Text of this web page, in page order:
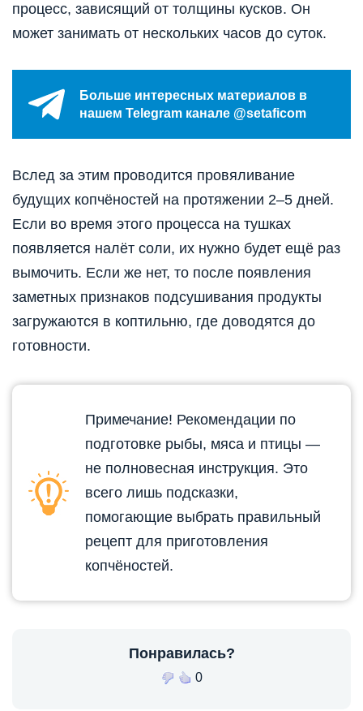
процесс, зависящий от толщины кусков. Он
может занимать от нескольких часов до суток.
Больше интересных материалов в
нашем Telegram канале @setaficom
Вслед за этим проводится провяливание
будущих копчёностей на протяжении 2–5 дней.
Если во время этого процесса на тушках
появляется налёт соли, их нужно будет ещё раз
вымочить. Если же нет, то после появления
заметных признаков подсушивания продукты
загружаются в коптильню, где доводятся до
готовности.
Примечание! Рекомендации по
подготовке рыбы, мяса и птицы —
не полновесная инструкция. Это
всего лишь подсказки,
помогающие выбрать правильный
рецепт для приготовления
копчёностей.
Понравилась?
0